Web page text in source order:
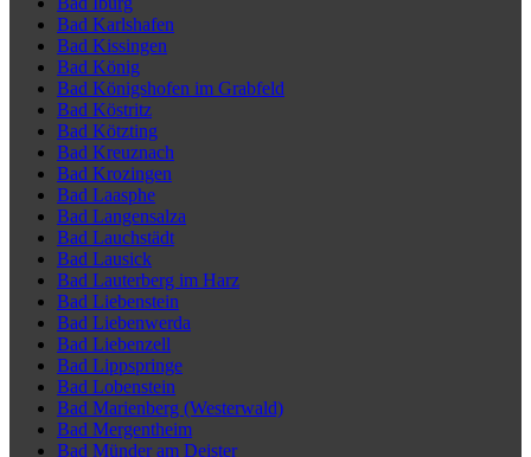
Bad Karlshafen
Bad Kissingen
Bad König
Bad Königshofen im Grabfeld
Bad Köstritz
Bad Kötzting
Bad Kreuznach
Bad Krozingen
Bad Laasphe
Bad Langensalza
Bad Lauchstädt
Bad Lausick
Bad Lauterberg im Harz
Bad Liebenstein
Bad Liebenwerda
Bad Liebenzell
Bad Lippspringe
Bad Lobenstein
Bad Marienberg (Westerwald)
Bad Mergentheim
Bad Münder am Deister